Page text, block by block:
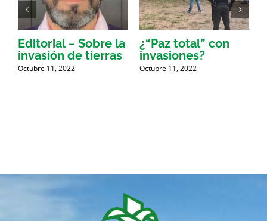
Editorial – Sobre la
invasión de tierras
Octubre 11, 2022
¿“Paz total” con
invasiones?
Octubre 11, 2022